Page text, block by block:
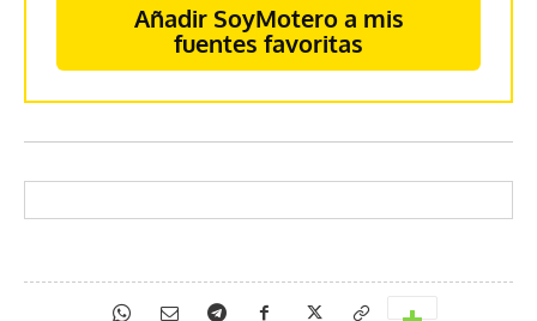
Añadir SoyMotero a mis
fuentes favoritas